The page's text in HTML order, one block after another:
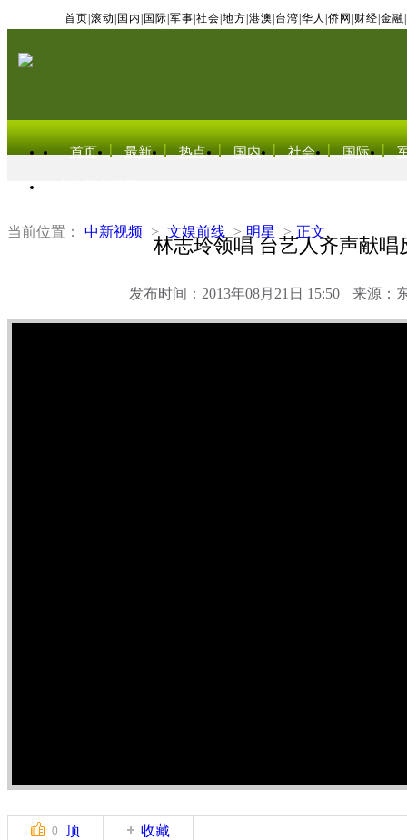
首页 滚动 国内 国际 军事 社会 地方 港澳 台湾 华人 侨网 财经 金融
首页 最新 热点 国内 社会 国际
当前位置： 中新视频 > 文娱前线 > 明星 > 正文
林志玲领唱 台艺人齐声献唱
发布时间：2013年08月21日 15:50 来源：
0 顶 收藏